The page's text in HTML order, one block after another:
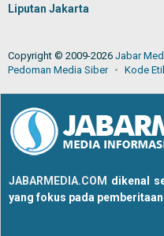
Liputan Jakarta
Copyright © 2009-2026 Jabar
Pedoman Media Siber
Kode
JABARMEDIA.COM dikenal
yang fokus pada